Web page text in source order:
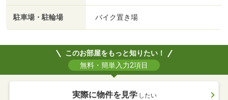
駐車場・駐輪場 バイク置き場
このお部屋をもっと知りたい！
無料・簡単入力2項目
実際に物件を見学 したい